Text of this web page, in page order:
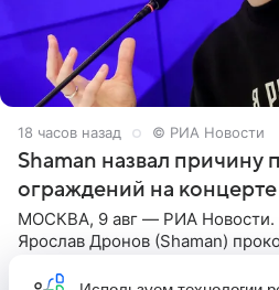
18 часов назад © РИА Новости
Shaman назвал причину
ограждений на
МОСКВА, 9 авг — РИА Новости.
Ярослав Дронов (Shaman)
во время исполнения песни